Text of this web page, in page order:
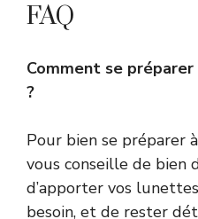
FAQ
Comment se
?
Pour bien se préparer
vous conseille de bien
d’apporter vos
besoin, et de rester